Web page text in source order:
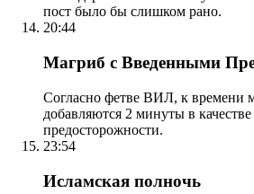
пост было бы слишком рано.
20:44
Магриб с Введенными
Согласно фетве ВИЛ, к времени
добавляются 2 минуты в
предосторожности.
23:54
Исламская полночь